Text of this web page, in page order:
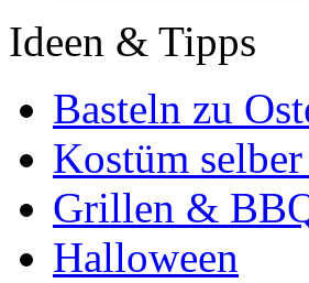
Ideen & Tipps
Basteln zu
Kostüm
Grillen &
Halloween